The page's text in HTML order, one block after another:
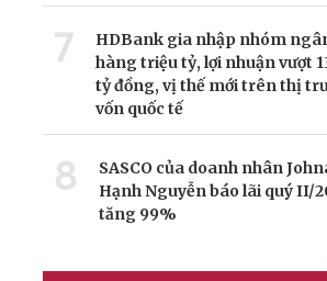
7
HDBank gia nhập nhóm
hàng triệu tỷ, lợi nhuận vượt
tỷ đồng, vị thế mới trên thị
vốn quốc tế
8
SASCO của doanh nhân
Hạnh Nguyễn báo lãi quý II/
tăng 99%